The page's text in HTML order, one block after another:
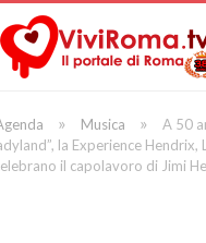
» Musica »
A 50
la Experience Hendrix,
il capolavoro di Jimi